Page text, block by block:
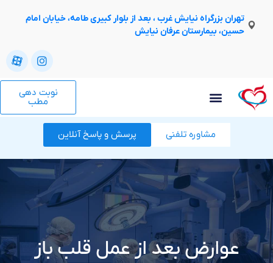
تهران بزرگراه نیایش غرب ، بعد از بلوار کبیری طامه، خیابان امام
حسین، بیمارستان عرفان نیایش
نوبت دهی
مطب
مشاوره تلفنی پرسش و پاسخ آنلاین
عوارض بعد از عمل قلب باز